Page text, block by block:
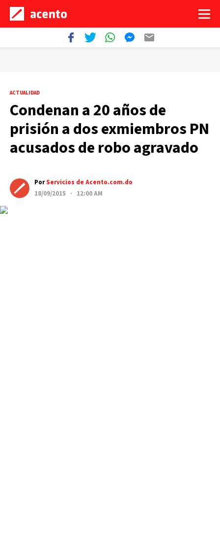
ACTUALIDAD
Condenan a 20 años de
prisión a dos exmiembros PN
acusados de robo agravado
PorServicios de Acento.com.do
18/09/2015 · 12:00 AM